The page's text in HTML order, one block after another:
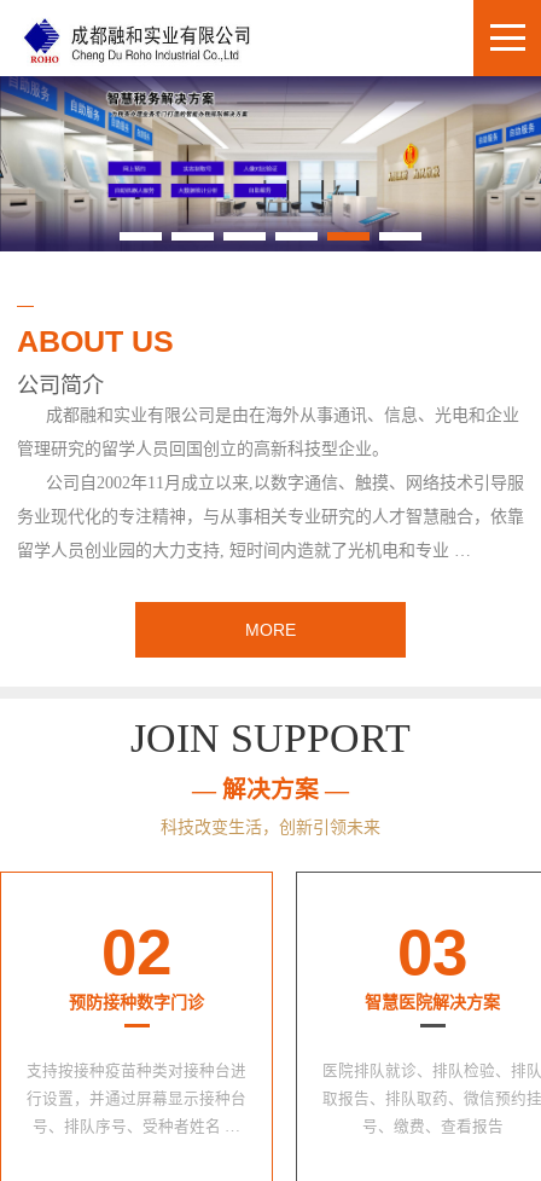
ABOUT US
公司简介
成都融和实业有限公司是由在海外从事通讯、信息、光电和企业
管理研究的留学人员回国创立的高新科技型企业。
公司自2002年11月成立以来,以数字通信、触摸、网络技术引导服
务业现代化的专注精神，与从事相关专业研究的人才智慧融合，依靠
留学人员创业园的大力支持, 短时间内造就了光机电和专业 …
MORE
JOIN SUPPORT
— 解决方案 —
科技改变生活，创新引领未来
02
预防接种数字门诊
支持按接种疫苗种类对接种台进
行设置，并通过屏幕显示接种台
号、排队序号、受种者姓名 …
03
智慧医院解决方案
医院排队就诊、排队检验、排队
取报告、排队取药、微信预约挂
号、缴费、查看报告